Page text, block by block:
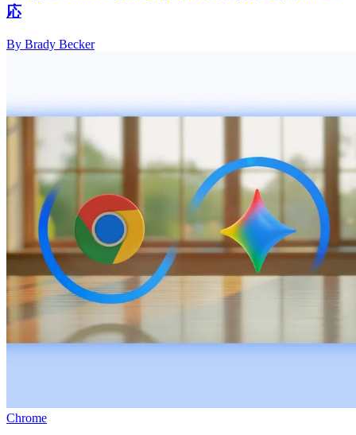
応
By Brady Becker
Chrome